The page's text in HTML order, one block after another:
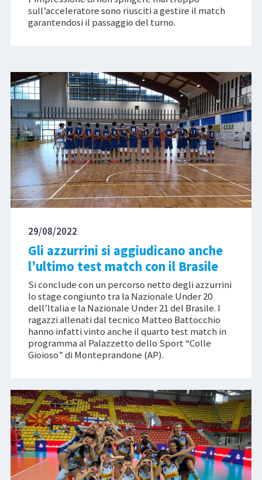
sull’acceleratore sono riusciti a gestire il match
garantendosi il passaggio del turno.
29/08/2022
Gli azzurrini si aggiudicano anche
l’ultimo test match con il Brasile
Si conclude con un percorso netto degli azzurrini
lo stage congiunto tra la Nazionale Under 20
dell’Italia e la Nazionale Under 21 del Brasile. I
ragazzi allenati dal tecnico Matteo Battocchio
hanno infatti vinto anche il quarto test match in
programma al Palazzetto dello Sport “Colle
Gioioso” di Monteprandone (AP).